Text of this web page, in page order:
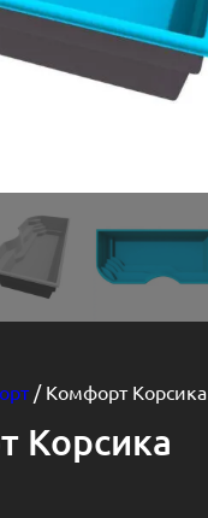
/ Комфорт Корсика
Корсика